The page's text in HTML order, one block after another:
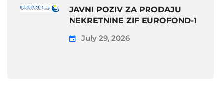
JAVNI POZIV ZA PRODAJU
NEKRETNINE ZIF EUROFOND-1
July 29, 2026